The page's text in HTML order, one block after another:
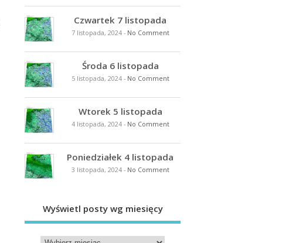
Czwartek 7 listopada
7 listopada, 2024- No Comment
Środa 6 listopada
5 listopada, 2024- No Comment
Wtorek 5 listopada
4 listopada, 2024- No Comment
Poniedziałek 4 listopada
3 listopada, 2024- No Comment
Wyświetl posty wg miesięcy